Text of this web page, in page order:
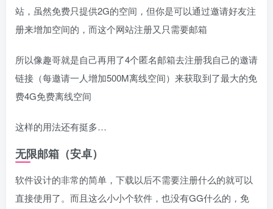
站，虽然免费只提供2G的空间，但你是可以通过邀请好友注
册来增加空间的，而这个网站注册又只需要邮箱
所以像趣哥就是自己再用了4个匿名邮箱去注册我自己的邀请
链接（每邀请一人增加500M离线空间）来获取到了最大的免
费4G免费离线空间
这样的用法还有挺多…
无限邮箱（安卓）
软件设计的非常的简单，下载以后不需要注册什么的就可以
直接使用了。而且这么小小个软件，也没有GG什么的，免